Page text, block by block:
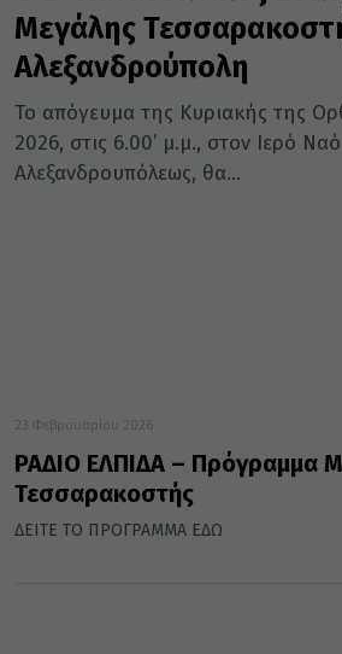
Μεγάλης
Αλεξανδρούπολη
Το απόγευμα της Κυριακής της
2026, στις 6.00’ μ.μ., στον Ιερό
Αλεξανδρουπόλεως, θα...
23 Φεβρουαρίου 2026
ΡΑΔΙΟ ΕΛΠΙΔΑ – Πρόγραμμα
Τεσσαρακοστής
ΔΕΙΤΕ ΤΟ ΠΡΟΓΡΑΜΜΑ ΕΔΩ